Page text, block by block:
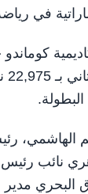
رئيس
نائب رئيس
البحري